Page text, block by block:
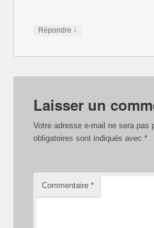
Répondre ↓
Laisser un
Votre adresse e-mail ne sera pas
obligatoires sont indiqués avec*
Commentaire*